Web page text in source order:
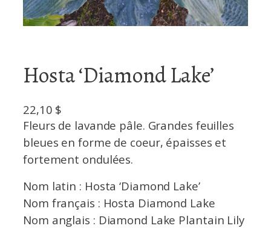
Hosta ‘Diamond Lake’
22,10 $
Fleurs de lavande pâle. Grandes feuilles
bleues en forme de coeur, épaisses et
fortement ondulées.
Nom latin : Hosta ‘Diamond Lake’
Nom français : Hosta Diamond Lake
Nom anglais : Diamond Lake Plantain Lily